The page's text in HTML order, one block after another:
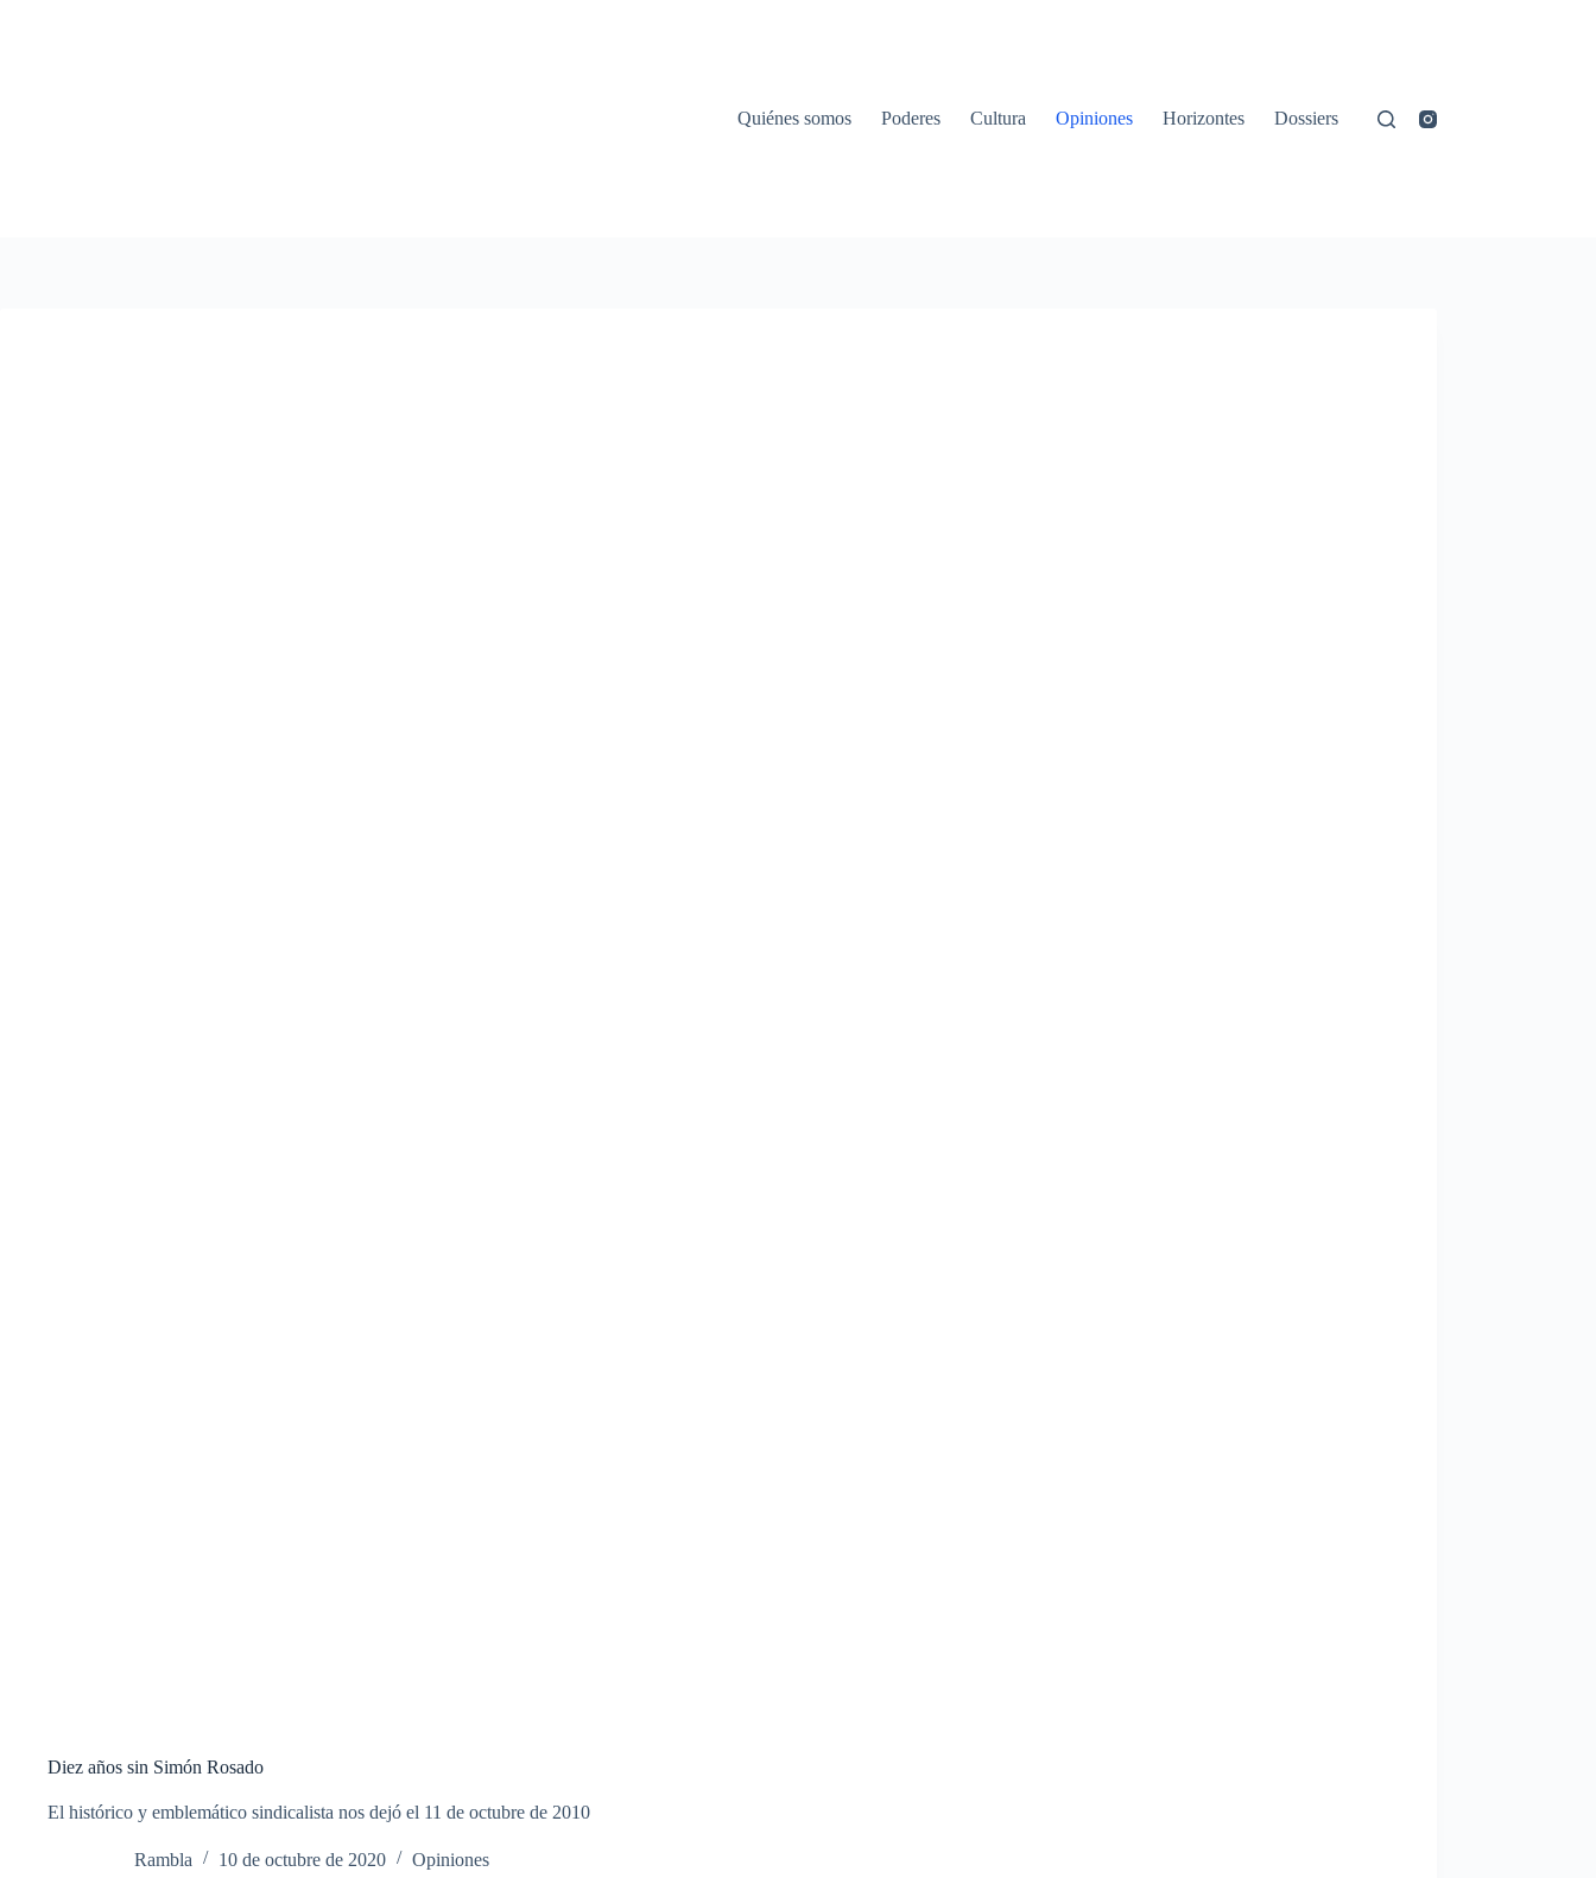
Quiénes somos Poderes Cultura Opiniones Horizontes Dossiers
Diez años sin Simón Rosado
El histórico y emblemático sindicalista nos dejó el 11 de octubre de 2010
Rambla 10 de octubre de 2020 Opiniones